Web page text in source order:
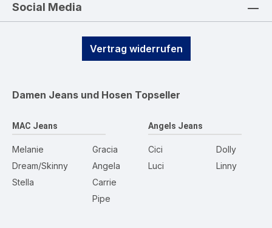
Social Media
Vertrag widerrufen
Damen Jeans und Hosen Topseller
MAC Jeans
Melanie
Dream/Skinny
Stella
Gracia
Angela
Carrie
Pipe
Angels Jeans
Cici
Luci
Dolly
Linny